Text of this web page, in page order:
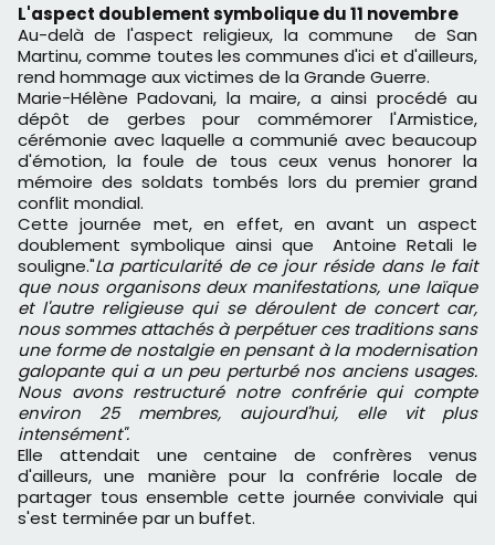
L'aspect doublement symbolique du 11 novembre
Au-delà de l'aspect religieux, la commune de San
Martinu, comme toutes les communes d'ici et d'ailleurs,
rend hommage aux victimes de la Grande Guerre.
Marie-Hélène Padovani, la maire, a ainsi procédé au
dépôt de gerbes pour commémorer l'Armistice,
cérémonie avec laquelle a communié avec beaucoup
d'émotion, la foule de tous ceux venus honorer la
mémoire des soldats tombés lors du premier grand
conflit mondial.
Cette journée met, en effet, en avant un aspect
doublement symbolique ainsi que Antoine Retali le
souligne."La particularité de ce jour réside dans le fait
que nous organisons deux manifestations, une laïque
et l'autre religieuse qui se déroulent de concert car,
nous sommes attachés à perpétuer ces traditions sans
une forme de nostalgie en pensant à la modernisation
galopante qui a un peu perturbé nos anciens usages.
Nous avons restructuré notre confrérie qui compte
environ 25 membres, aujourd'hui, elle vit plus
intensément".
Elle attendait une centaine de confrères venus
d'ailleurs, une manière pour la confrérie locale de
partager tous ensemble cette journée conviviale qui
s'est terminée par un buffet.